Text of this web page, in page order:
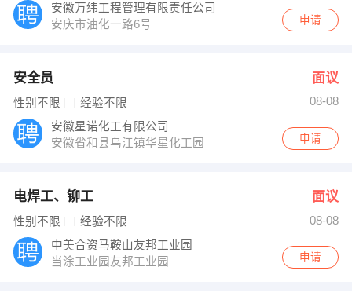
安徽万纬工程管理有限责任公司
安庆市油化一路6号
申请
安全员 面议
性别不限 经验不限
08-08
安徽星诺化工有限公司
安徽省和县乌江镇华星化工园
申请
电焊工、铆工 面议
性别不限 经验不限
08-08
中美合资马鞍山友邦工业园
当涂工业园友邦工业园
申请